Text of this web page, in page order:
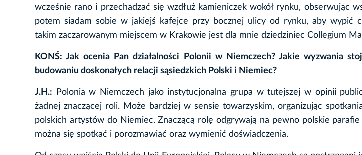
wcześnie rano i przechadzać się wzdłuż kamieniczek wokół rynku, obserwując
potem siadam sobie w jakiejś kafejce przy bocznej ulicy od rynku, aby wypić
takim zaczarowanym miejscem w Krakowie jest dla mnie dziedziniec Collegium
KONŚ: Jak ocenia Pan działalności Polonii w Niemczech? Jakie wyzwania
budowaniu doskonałych relacji sąsiedzkich Polski i Niemiec?
J.H.: Polonia w Niemczech jako instytucjonalna grupa w tutejszej w opinii
żadnej znaczącej roli. Może bardziej w sensie towarzyskim, organizując
polskich artystów do Niemiec. Znaczącą rolę odgrywają na pewno polskie
można się spotkać i porozmawiać oraz wymienić doświadczenia.